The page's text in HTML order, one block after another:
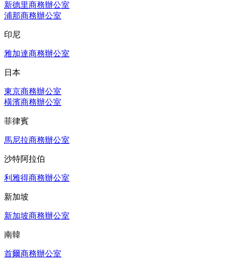
新德里商務辦公室
浦那商務辦公室
印尼
雅加達商務辦公室
日本
東京商務辦公室
橫濱商務辦公室
菲律賓
馬尼拉商務辦公室
沙特阿拉伯
利雅得商務辦公室
新加坡
新加坡商務辦公室
南韓
首爾商務辦公室